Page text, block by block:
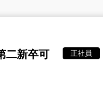
二新卒可
正社員